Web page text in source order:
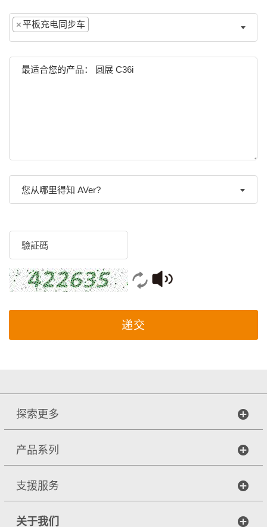
×平板充电同步车
您从哪里得知 AVer?
递交
探索更多
产品系列
支援服务
关于我们